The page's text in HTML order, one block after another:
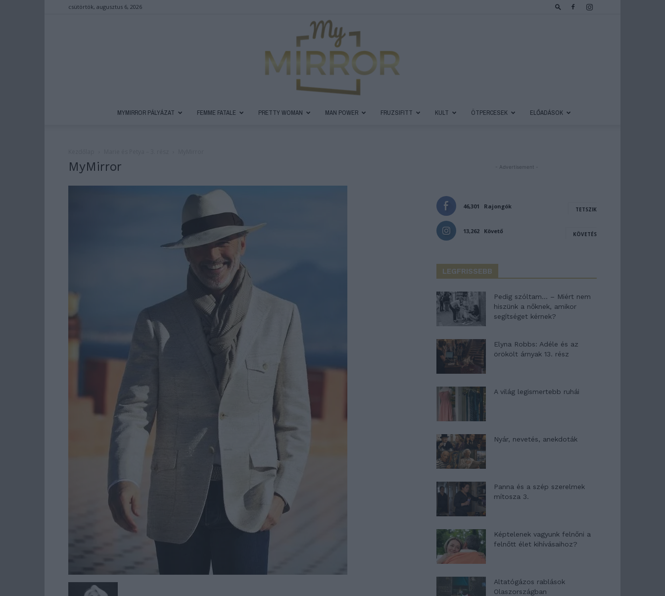
csütörtök, augusztus 6, 2026
MYMIRROR PÁLYÁZAT FEMME FATALE PRETTY WOMAN MAN POWER FRUZSIFITT KULT ÖTPERCESEK ELŐADÁSOK
MyMirror - Advertisement -
46,301 Rajongók TETSZIK
13,262 Követő KÖVETÉS
LEGFRISSEBB
Pedig szóltam… – Miért nem
hiszünk a nőknek, amikor
segítséget kérnek?
Elyna Robbs: Adéle és az
örökölt árnyak 13. rész
A világ legismertebb ruhái
Nyár, nevetés, anekdoták
Panna és a szép szerelmek
mítosza 3.
Képtelenek vagyunk felnőni a
felnőtt élet kihívásaihoz?
Altatógázos rablások
Olaszországban